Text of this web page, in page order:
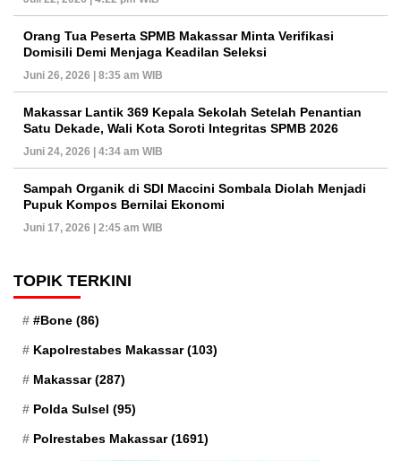
Orang Tua Peserta SPMB Makassar Minta Verifikasi
Domisili Demi Menjaga Keadilan Seleksi
Juni 26, 2026 | 8:35 am WIB
Makassar Lantik 369 Kepala Sekolah Setelah Penantian
Satu Dekade, Wali Kota Soroti Integritas SPMB 2026
Juni 24, 2026 | 4:34 am WIB
Sampah Organik di SDI Maccini Sombala Diolah Menjadi
Pupuk Kompos Bernilai Ekonomi
Juni 17, 2026 | 2:45 am WIB
TOPIK TERKINI
#Bone (86)
Kapolrestabes Makassar(103)
Makassar(287)
Polda Sulsel (95)
Polrestabes Makassar(1691)